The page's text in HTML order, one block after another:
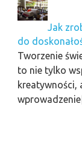
Jak
do
Tworzenie
to nie tylko
kreatywności,